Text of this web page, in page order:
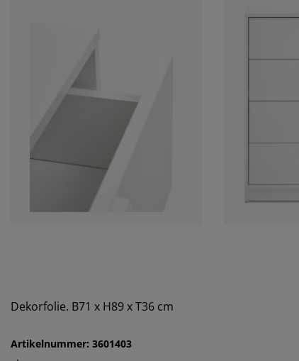
Dekorfolie. B71 x H89 x T36 cm
Artikelnummer: 3601403